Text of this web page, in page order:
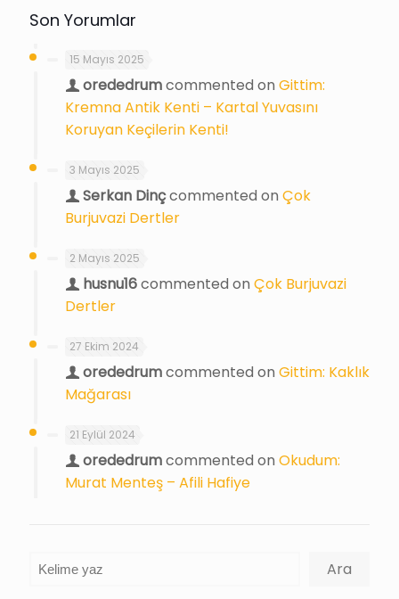
Son Yorumlar
15 Mayıs 2025
orededrumcommented on Gittim:
Kremna Antik Kenti – Kartal Yuvasını
Koruyan Keçilerin Kenti!
3 Mayıs 2025
Serkan Dinçcommented on Çok
Burjuvazi Dertler
2 Mayıs 2025
husnu16commented on Çok Burjuvazi
Dertler
27 Ekim 2024
orededrumcommented on Gittim: Kaklık
Mağarası
21 Eylül 2024
orededrumcommented on Okudum:
Murat Menteş – Afili Hafiye
Ara Ara